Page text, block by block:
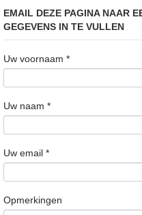
EMAIL DEZE PAGINA NAAR
GEGEVENS IN TE VULLEN
Uw voornaam *
Uw naam *
Uw email *
Opmerkingen